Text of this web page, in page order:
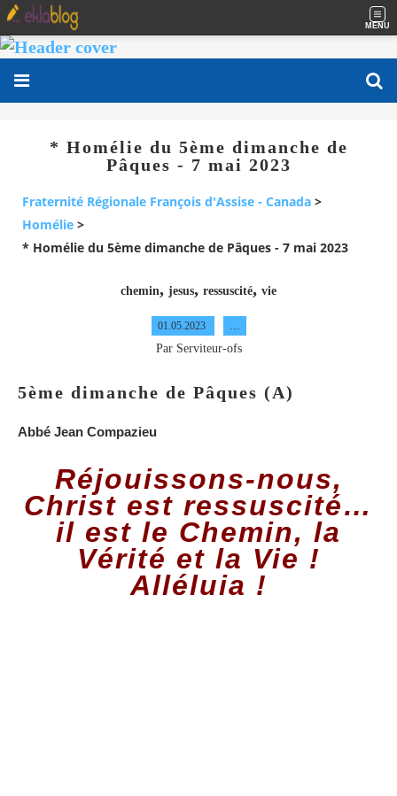
MENU
* Homélie du 5ème dimanche de
Pâques - 7 mai 2023
Fraternité Régionale François d'Assise - Canada >
Homélie >
* Homélie du 5ème dimanche de Pâques - 7 mai 2023
chemin, jesus, ressuscité, vie
01.05.2023
Par Serviteur-ofs
5ème dimanche de Pâques (A)
Abbé Jean Compazieu
Réjouissons-nous,
Christ est ressuscité…
il est le Chemin, la
Vérité et la Vie !
Alléluia !